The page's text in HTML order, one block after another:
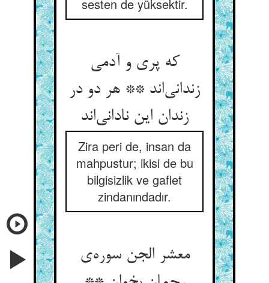
sesten de yüksektir.
که پری و آدمی
زندانی‌‌اند ** هر دو در
زندان این نادانی‌‌اند
Zira peri de, insan da
mahpustur; ikisi de bu
bilgisizlik ve gaflet
zindanındadır.
معشر الجن سوره‌‌ی